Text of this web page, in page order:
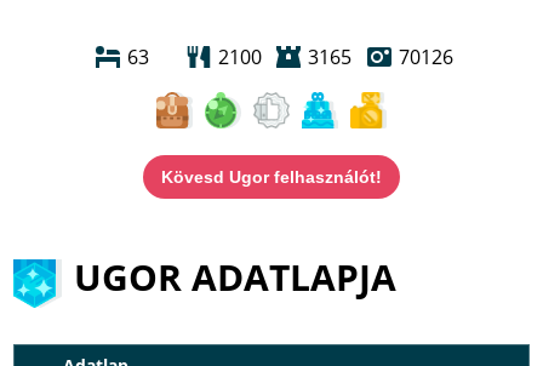
63 2100 3165 70126
Kövesd Ugor felhasználót!
UGOR ADATLAPJA